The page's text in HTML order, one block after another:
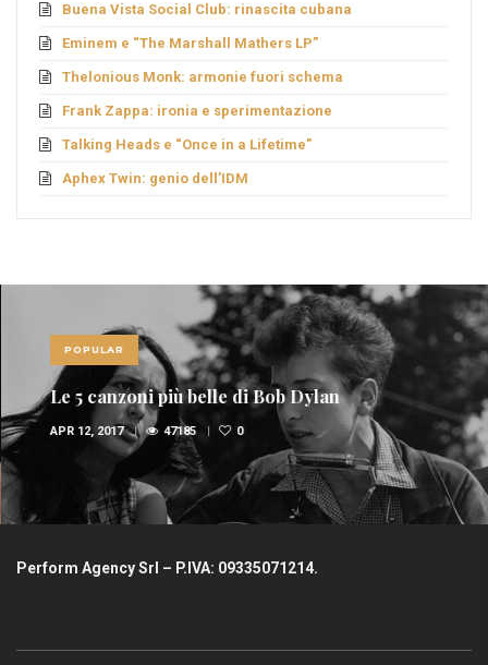
Buena Vista Social Club: rinascita cubana
Eminem e “The Marshall Mathers LP”
Thelonious Monk: armonie fuori schema
Frank Zappa: ironia e sperimentazione
Talking Heads e “Once in a Lifetime”
Aphex Twin: genio dell’IDM
POPULAR
Le 5 canzoni più belle di Bob Dylan
APR 12, 2017 47185 0
Perform Agency Srl – P.IVA: 09335071214.